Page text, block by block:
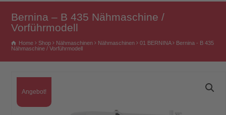
Bernina – B 435 Nähmaschine /
Vorführmodell
Home Shop Nähmaschinen Nähmaschinen 01 BERNINA
Bernina - B 435
Nähmaschine / Vorführmodell
Angebot!